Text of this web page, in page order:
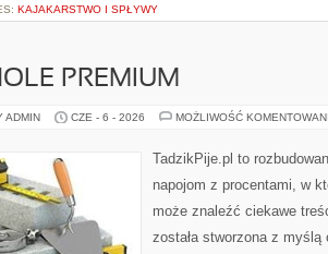
KAJAKARSTWO I SPŁYWY
PREMIUM
ADMIN CZE - 6 - 2026 MOŻLIWOŚĆ
TadzikPije.pl to
napojom z procentami, w
może znaleźć ciekawe
została stworzona z